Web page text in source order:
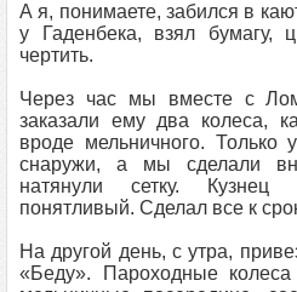
А я, понимаете, забился в
у Гаденбека, взял бумагу,
чертить.
Через час мы вместе с
заказали ему два колеса,
вроде мельничного. Только
снаружи, а мы сделали
натянули сетку. Кузнец
понятливый. Сделал все к
На другой день, с утра,
«Беду». Пароходные